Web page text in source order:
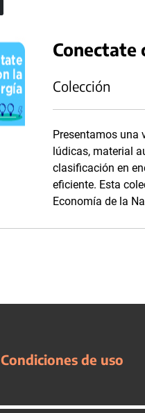
Conectate
Colección
Presentamos una
lúdicas, material
clasificación en
eficiente. Esta
Economía de la
Condiciones de uso